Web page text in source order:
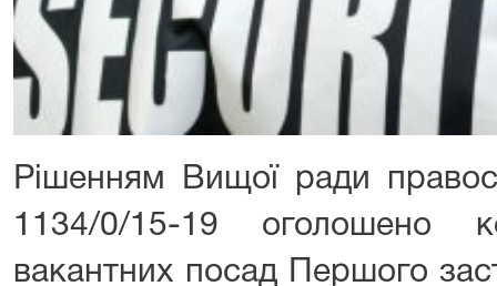
Рішенням Вищої ради
1134/0/15-19 оголошено
вакантних посад Першого